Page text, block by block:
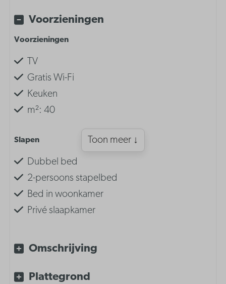
Voorzieningen
Voorzieningen
TV
Gratis Wi-Fi
Keuken
m²: 40
Slapen
Dubbel bed
2-persoons stapelbed
Bed in woonkamer
Privé slaapkamer
Dubbel bed in woonkamer
Toon meer ↓
Omschrijving
Plattegrond